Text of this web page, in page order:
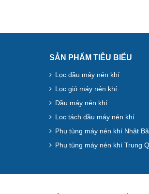
SẢN PHẨM TIÊU BIỂU
Lọc dầu máy nén khí
Lọc gió máy nén khí
Dầu máy nén khí
Lọc tách dầu máy nén khí
Phụ tùng máy nén khí Nhật
Phụ tùng máy nén khí Trung